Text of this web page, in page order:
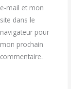
e-mail et mon
site dans le
navigateur pour
mon prochain
commentaire.